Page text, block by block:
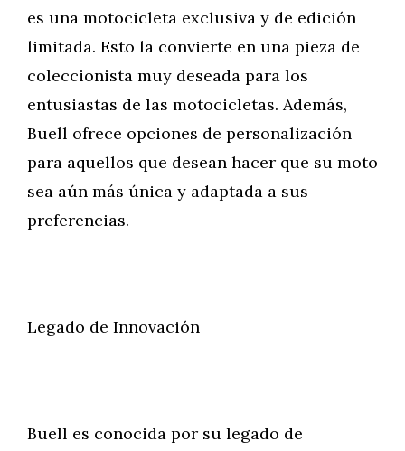
es una motocicleta exclusiva y de edición
limitada. Esto la convierte en una pieza de
coleccionista muy deseada para los
entusiastas de las motocicletas. Además,
Buell ofrece opciones de personalización
para aquellos que desean hacer que su moto
sea aún más única y adaptada a sus
preferencias.
Legado de Innovación
Buell es conocida por su legado de